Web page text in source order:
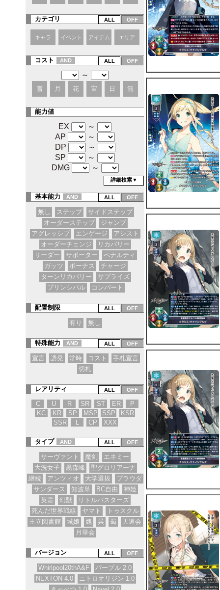
カテゴリ
キャラ イベント アイテム エリア
コスト AND
～
雪 月 花 宙 日 無
能力値
EX
～
AP
～
DP
～
SP
～
DMG
～
詳細検索▼
基本能力 AND
無し ステップ
サイドステップ
オーダーステップ
ジャンプ
アグレッシブ
エンゲージ
アシスト
オーダーチェンジ
リカバリー
リーダー
サポーター
ペナルティ
ガッツ
ボーナス
チャージ
ターンリカバリー
サプライズ
プリンシパル
コンバート
配置制限
有り 無し
特殊能力 AND
宣言 誘発 常時 コスト
手札宣言
切札
レアリティ
C
U R SR ST ER
P
KC
KR SP MSP SSP
KSR
SSR
L CP XXX
タイプ AND
サーヴァント 魔剣
エネミー
大洗女子
黒森峰
聖グロリアーナ
継続
アンツィオ 大学選抜
プラウダ
サンダース
知波単 BC自由
神姫
英霊
幻獣
リトルバスターズ
死んだ世界戦線
ヤマト
トゥスクル
王立図書館
城娘 魏 呉 蜀
天道会
月華会
バージョン
Whirlpool20thA&F
パープル 2.0
NEXTON 4.0
ニトロオリジン 1.0